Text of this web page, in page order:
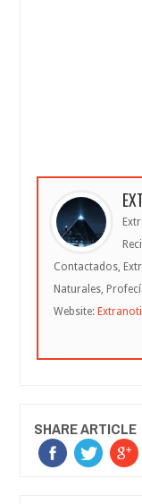
Contactados,
Naturales,
Website:
SHARE ARTICLE